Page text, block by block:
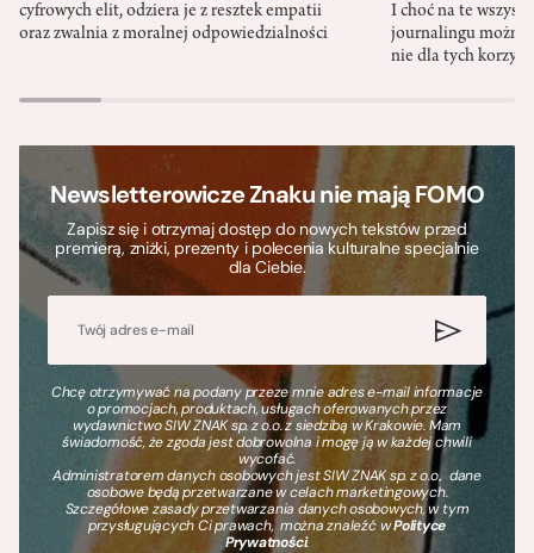
cyfrowych elit, odziera je z resztek empatii
oraz zwalnia z moralnej odpowiedzialności
I choć na te
journalingu można
nie dla tych
Newsletterowicze Znaku nie mają FOMO
Zapisz się i otrzymaj dostęp do nowych tekstów przed
premierą, zniżki, prezenty i polecenia kulturalne specjalnie
dla Ciebie.
Chcę otrzymywać na podany przeze mnie adres e-mail informacje
o promocjach, produktach, usługach oferowanych przez
wydawnictwo SIW ZNAK sp. z o.o. z siedzibą w Krakowie. Mam
świadomość, że zgoda jest dobrowolna i mogę ją w każdej chwili
wycofać.
Administratorem danych osobowych jest SIW ZNAK sp. z o.o., dane
osobowe będą przetwarzane w celach marketingowych.
Szczegółowe zasady przetwarzania danych osobowych, w tym
przysługujących Ci prawach, można znaleźć wPolityce
Prywatności.